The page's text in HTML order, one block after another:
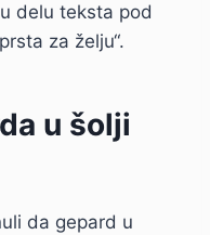
delu teksta pod
za želju“.
u šolji
da gepard u